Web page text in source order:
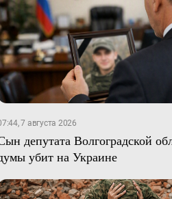
7 августа 2026
депутата Волгоградской
убит на Украине